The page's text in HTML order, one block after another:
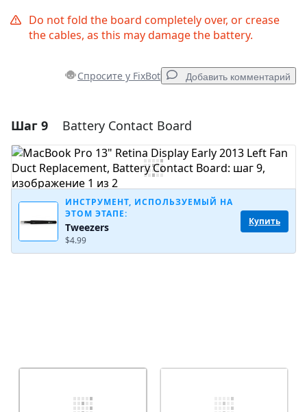
Do not fold the board completely over, or crease
the cables, as this may damage the battery.
Спросите у FixBot Добавить комментарий
Добавить комментарий
Добавить комментарий
Отмена Оставить комментарий
Шаг 9 Battery Contact Board
ИНСТРУМЕНТ, ИСПОЛЬЗУЕМЫЙ НА
ЭТОМ ЭТАПЕ:
Tweezers
$4.99
Купить